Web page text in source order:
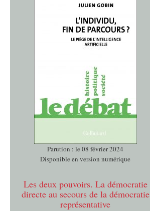
Parution : le 08 février 2024
Disponible en version numérique
Les deux pouvoirs. La démocratie
directe au secours de la démocratie
représentative